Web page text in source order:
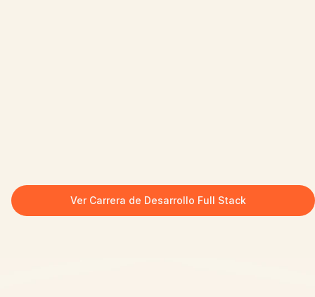
Ver Carrera de Desarrollo Full Stack